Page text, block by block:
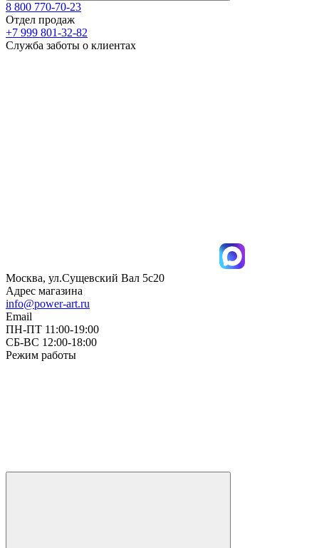
8 800 770-70-23
Отдел продаж
+7 999 801-32-82
Служба заботы о клиентах
Москва, ул.Сущевский Вал 5с20
Адрес магазина
info@power-art.ru
Email
ПН-ПТ 11:00-19:00
СБ-ВС 12:00-18:00
Режим работы